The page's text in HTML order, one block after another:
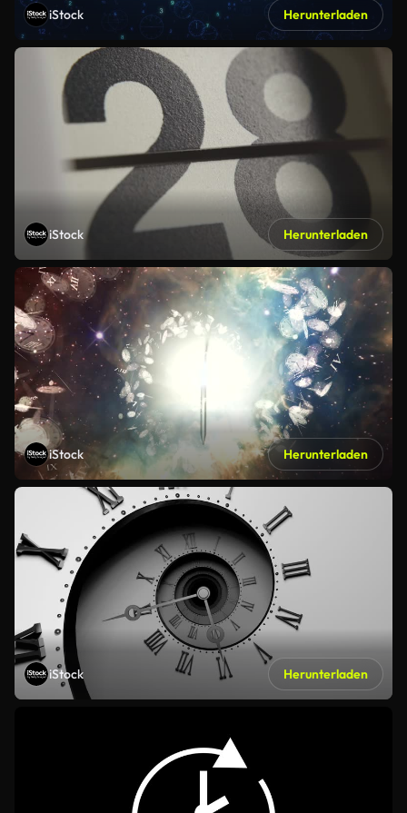
iStock Herunterladen
iStock Herunterladen
iStock Herunterladen
iStock Herunterladen